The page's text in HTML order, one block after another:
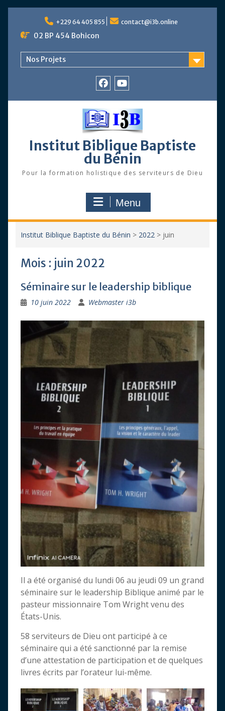
content
+229 64 405 855 contact@i3b.online
02 BP 454 Bohicon
Nos Projets
Youtube
Institut Biblique Baptiste
du Bénin
Pour la formation holistique des serviteurs de Dieu
Menu
Institut Biblique Baptiste du Bénin > 2022> juin
Mois : juin 2022
Séminaire sur le leadership biblique
10 juin 2022 Webmaster i3b
Il a été organisé du lundi 06 au jeudi 09 un grand
séminaire sur le leadership Biblique animé par le
pasteur missionnaire Tom Wright venu des
États-Unis.
58 serviteurs de Dieu ont participé à ce
séminaire qui a été sanctionné par la remise
d’une attestation de participation et de quelques
livres écrits par l’orateur lui-même.